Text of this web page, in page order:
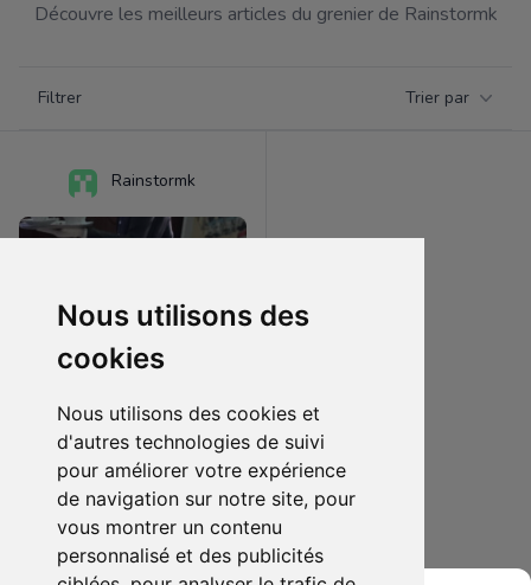
Nous utilisons des
cookies
Nous utilisons des cookies et
d'autres technologies de suivi
pour améliorer votre expérience
de navigation sur notre site, pour
vous montrer un contenu
personnalisé et des publicités
Découvre les meilleurs articles du grenier de Rainstormk
Filtrer Trier par
Rainstormk
30.00 € 0
Figurine Sebastian
Ajouter au lot